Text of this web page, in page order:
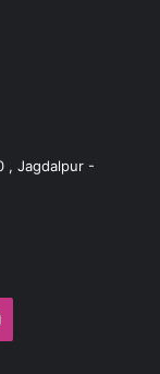
, Jagdalpur -